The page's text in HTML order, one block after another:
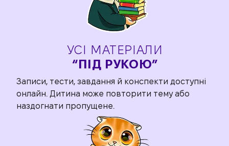
УСІ МАТЕРІАЛИ
“ПІД РУКОЮ”
Записи, тести, завдання й конспекти доступні
онлайн. Дитина може повторити тему або
наздогнати пропущене.